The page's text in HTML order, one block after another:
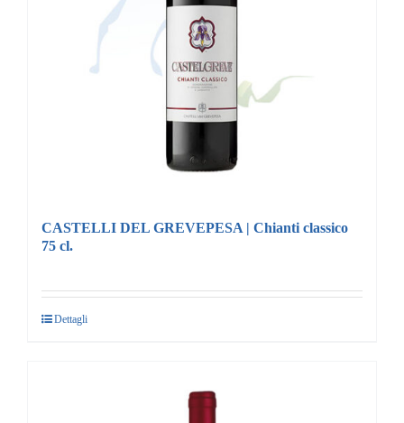
CASTELLI DEL GREVEPESA | Chianti classico
75 cl.
Dettagli